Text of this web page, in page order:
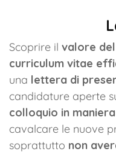
Scoprire il valore
curriculum vitae
una lettera di
candidature aperte
colloquio in
cavalcare le nuove
soprattutto non